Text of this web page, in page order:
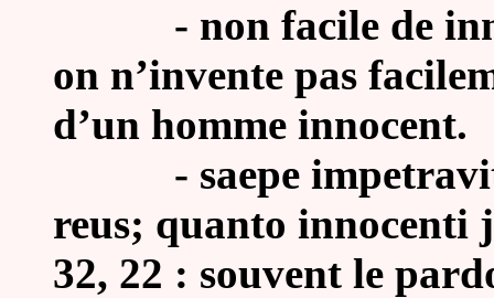
- non facile de
on n’invente pas
d’un homme innocent.
- saepe
reus; quanto innocenti
32, 22 : souvent le